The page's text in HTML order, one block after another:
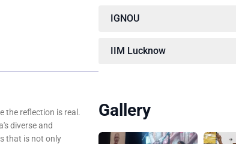
the reflection is real.
diverse and
that is not only
IGNOU
IIM Lucknow
Gallery